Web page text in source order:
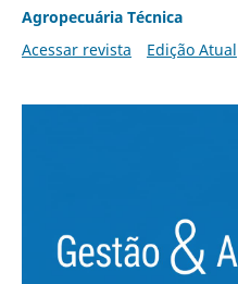
Agropecuária Técnica
Acessar revista
Edição Atual